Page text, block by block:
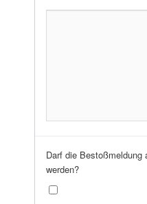
Darf die Bestoßmeldung
werden?